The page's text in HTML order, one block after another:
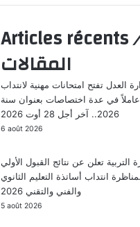
Articles récents
المقالات
العدل تفتح امتحانات مهنية لانتداب
91 عاملاً في عدة اختصاصات بعنوان سنة
2026.. آخر أجل 28 أوت 2026
6 août 2026
التربية تعلن عن نتائج القبول الأولي
انتداب أساتذة التعليم الثانوي
والفني والتقني 2026
5 août 2026